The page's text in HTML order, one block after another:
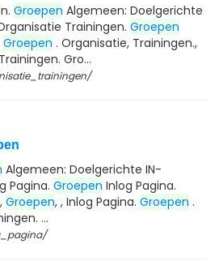
Groepen Algemeen: Doelgerichte
Trainingen. Groepen
Groepen . Organisatie, Trainingen.,
Gro...
Algemeen: Doelgerichte IN-
Pagina. Groepen Inlog Pagina.
Groepen, , Inlog Pagina. Groepen .
...